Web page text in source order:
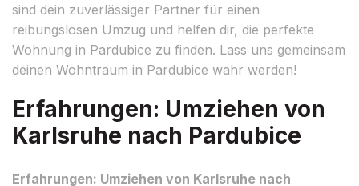
sind dein zuverlässiger Partner für einen
reibungslosen Umzug und helfen dir, die perfekte
Wohnung in Pardubice zu finden. Lass uns gemeinsam
deinen Wohntraum in Pardubice wahr werden!
Erfahrungen: Umziehen von
Karlsruhe nach Pardubice
Erfahrungen: Umziehen von Karlsruhe nach